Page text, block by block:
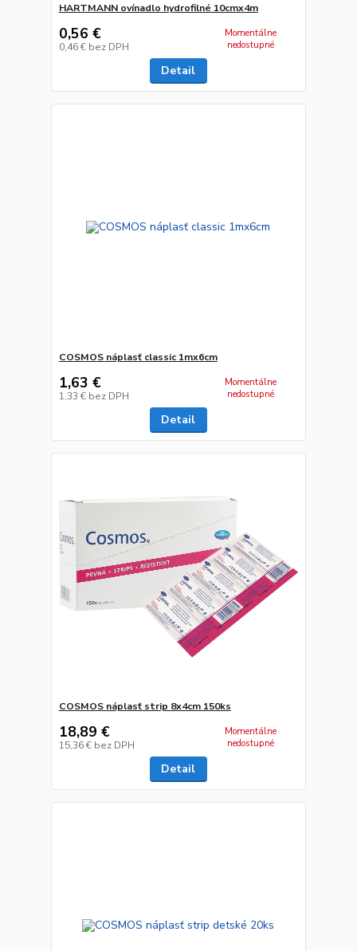
HARTMANN ovínadlo hydrofilné 10cmx4m
0,56 €
0,46 € bez DPH
Momentálne
nedostupné
Detail
COSMOS náplasť classic 1mx6cm
1,63 €
1,33 € bez DPH
Momentálne
nedostupné
Detail
COSMOS náplasť strip 8x4cm 150ks
18,89 €
15,36 € bez DPH
Momentálne
nedostupné
Detail